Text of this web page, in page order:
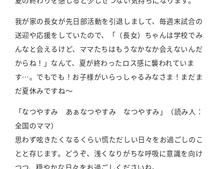
我が家の長女が先日部活動を引退しまして、毎週末試合の
送迎や応援をしていたので、「（長女）ちゃんは学校でみ
んなと会えるけど、ママたちはもうなかなか会えないんだ
からね！」なんて、夏が終わったロス感に襲われていま
す…。でもでも！お子様がいらっしゃるみなさま！まだま
だ夏休みですね〜
「なつやすみ あぁなつやすみ なつやすみ」（読み人：
全国のママ）
思わず呟きたくなるくらい慌ただしい日々をお過ごしのこ
とと存じます。どうぞ、浅くなりがちな呼吸に意識を向け